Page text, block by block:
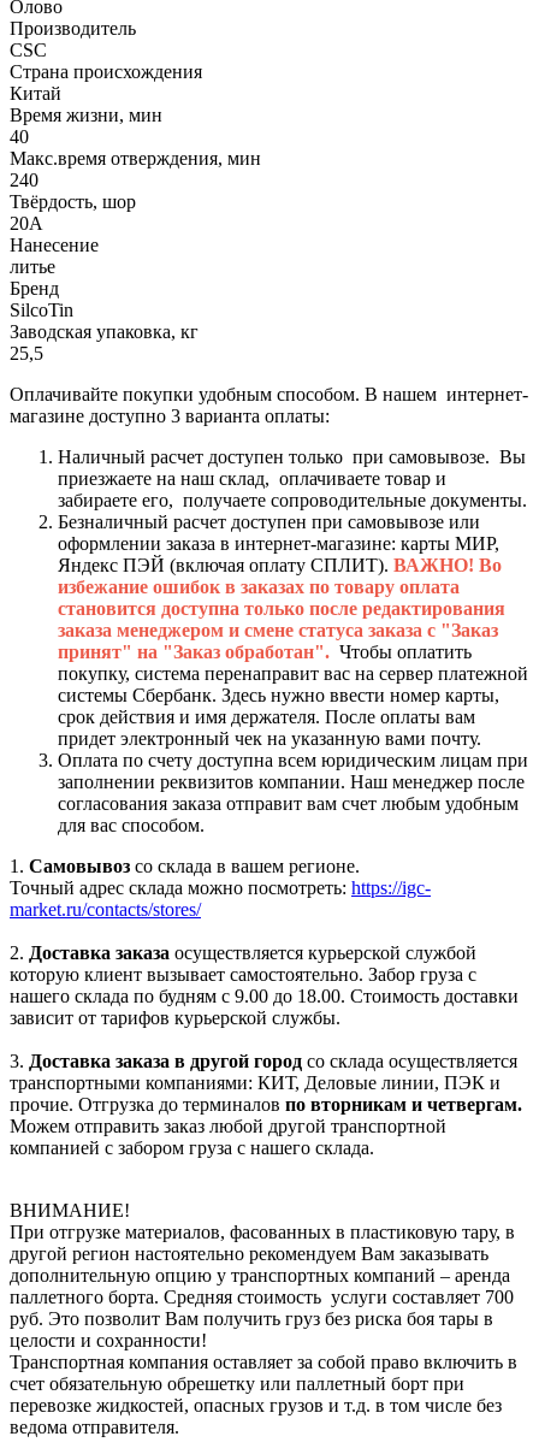
Олово
Производитель
CSC
Страна происхождения
Китай
Время жизни, мин
40
Макс.время отверждения, мин
240
Твёрдость, шор
20А
Нанесение
литье
Бренд
SilcoTin
Заводская упаковка, кг
25,5
Оплачивайте покупки удобным способом. В нашем интернет-
магазине доступно 3 варианта оплаты:
Наличный расчет доступен только при самовывозе. Вы
приезжаете на наш склад, оплачиваете товар и
забираете его, получаете сопроводительные документы.
Безналичный расчет доступен при самовывозе или
оформлении заказа в интернет-магазине: карты МИР,
Яндекс ПЭЙ (включая оплату СПЛИТ). ВАЖНО! Во
избежание ошибок в заказах по товару оплата
становится доступна только после редактирования
заказа менеджером и смене статуса заказа с "Заказ
принят" на "Заказ обработан". Чтобы оплатить
покупку, система перенаправит вас на сервер платежной
системы Сбербанк. Здесь нужно ввести номер карты,
срок действия и имя держателя. После оплаты вам
придет электронный чек на указанную вами почту.
Оплата по счету доступна всем юридическим лицам при
заполнении реквизитов компании. Наш менеджер после
согласования заказа отправит вам счет любым удобным
для вас способом.
1. Самовывоз со склада в вашем регионе.
Точный адрес склада можно посмотреть: https://igc-
market.ru/contacts/stores/
2. Доставка заказа осуществляется курьерской службой
которую клиент вызывает самостоятельно. Забор груза с
нашего склада по будням с 9.00 до 18.00. Стоимость доставки
зависит от тарифов курьерской службы.
3. Доставка заказа в другой город со склада осуществляется
транспортными компаниями: КИТ, Деловые линии, ПЭК и
прочие. Отгрузка до терминалов по вторникам и четвергам.
Можем отправить заказ любой другой транспортной
компанией с забором груза с нашего склада.
ВНИМАНИЕ!
При отгрузке материалов, фасованных в пластиковую тару, в
другой регион настоятельно рекомендуем Вам заказывать
дополнительную опцию у транспортных компаний – аренда
паллетного борта. Средняя стоимость услуги составляет 700
руб. Это позволит Вам получить груз без риска боя тары в
целости и сохранности!
Транспортная компания оставляет за собой право включить в
счет обязательную обрешетку или паллетный борт при
перевозке жидкостей, опасных грузов и т.д. в том числе без
ведома отправителя.